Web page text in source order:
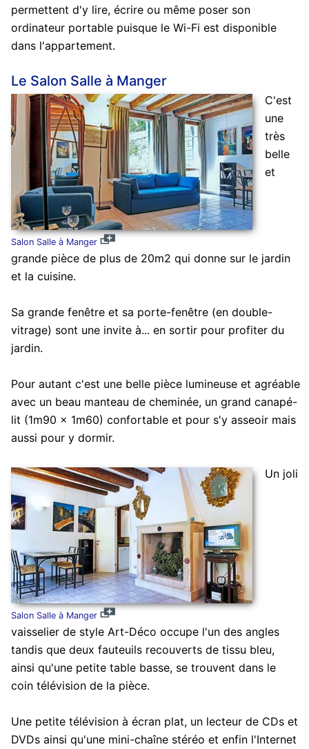
permettent d'y lire, écrire ou même poser son
ordinateur portable puisque le Wi-Fi est disponible
dans l'appartement.
Le Salon Salle à Manger
Salon Salle à Manger
C'est
une
très
belle
et
grande pièce de plus de 20m2 qui donne sur le jardin
et la cuisine.
Sa grande fenêtre et sa porte-fenêtre (en double-
vitrage) sont une invite à... en sortir pour profiter du
jardin.
Pour autant c'est une belle pièce lumineuse et agréable
avec un beau manteau de cheminée, un grand canapé-
lit (1m90 x 1m60) confortable et pour s'y asseoir mais
aussi pour y dormir.
Salon Salle à Manger
Un joli
vaisselier de style Art-Déco occupe l'un des angles
tandis que deux fauteuils recouverts de tissu bleu,
ainsi qu'une petite table basse, se trouvent dans le
coin télévision de la pièce.
Une petite télévision à écran plat, un lecteur de CDs et
DVDs ainsi qu'une mini-chaîne stéréo et enfin l'Internet